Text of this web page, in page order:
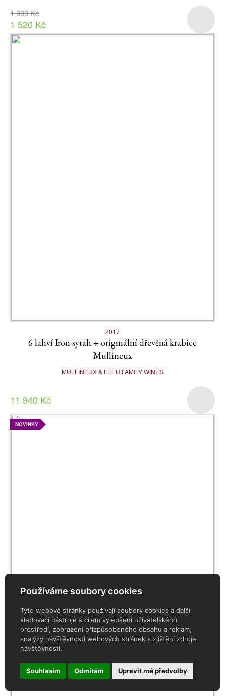
Používáme soubory cookies
Tyto webové stránky používají soubory cookies a další
sledovací nástroje s cílem vylepšení uživatelského
prostředí, zobrazení přizpůsobeného obsahu a reklam,
analýzy návštěvnosti webových stránek a zjištění zdroje
návštěvnosti.
Souhlasím Odmítám Upravit mé předvolby
1 690 Kč
1 520 Kč
2017
6 lahví Iron syrah + originální dřevěná krabice
Mullineux
MULLINEUX & LEEU FAMILY WINES
11 940 Kč
NOVINKY